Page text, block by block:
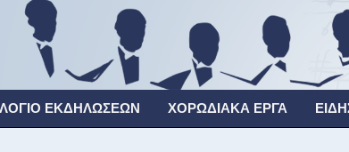
ΕΚΔΗΛΏΣΕΩΝ ΧΟΡΩΔΙΑΚΆ ΈΡΓΑ